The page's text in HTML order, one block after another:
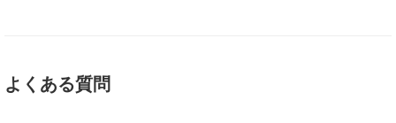
よくある質問